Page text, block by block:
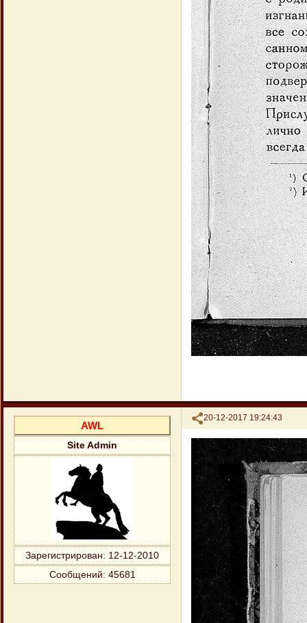
Поделиться
20-12-2017 19:24:43
AWL
Site Admin
Зарегистрирован: 12-12-2010
Сообщений: 45681